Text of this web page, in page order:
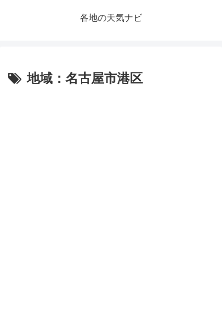
各地の天気ナビ
地域：名古屋市港区